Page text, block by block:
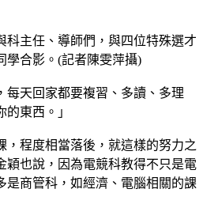
科主任、導師們，與四位特殊選才
學合影。(記者陳雯萍攝)
每天回家都要複習、多讀、多理
東西。」
，程度相當落後，就這樣的努力之
穎也說，因為電競科教得不只是電
是商管科，如經濟、電腦相關的課